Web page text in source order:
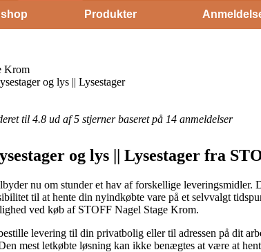
Produkter
Krom
og lys || Lysestager
til 4.8 ud af 5 stjerner baseret på 14 anmeldelser
og lys || Lysestager fra
nu om stunder et hav af forskellige leveringsmidler.
til at hente din nyindkøbte vare på et selvvalgt
ved køb af STOFF Nagel Stage Krom.
levering til din privatbolig eller til adressen på dit
mest letkøbte løsning kan ikke benægtes at være at